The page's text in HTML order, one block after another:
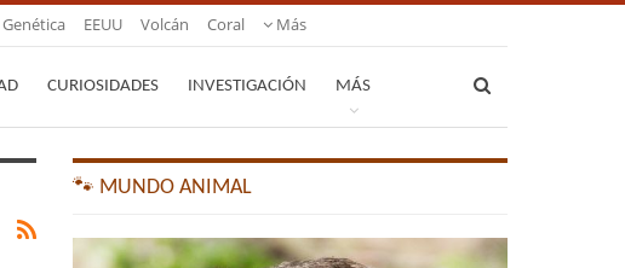
Genética EEUU Volcán Coral Más
CURIOSIDADES INVESTIGACIÓN MÁS
🐾 MUNDO ANIMAL